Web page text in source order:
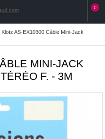
0
Klotz AS-EX10300 Câble Mini-Jack
MINI-JACK
F. - 3M